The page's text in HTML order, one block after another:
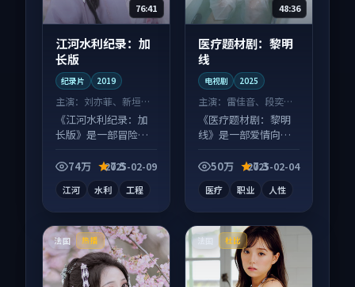
76:41
江河水利纪录：加
长版
纪录片 2019
主演： 刘亦菲、新垣结
衣 等
《江河水利纪录：加
长版》是一部冒险向
事并行，细节值得二
74万 7.5
2025-02-09
江河 水利 工程
48:36
医疗题材剧：黎明
线
电视剧 2025
主演： 雷佳音、段奕宏
等
《医疗题材剧：黎明
线》是一部爱情向电
长为内核，情感戏份
50万 7.3
2025-02-04
医疗 职业 人性
法国 热播 法国 杜比